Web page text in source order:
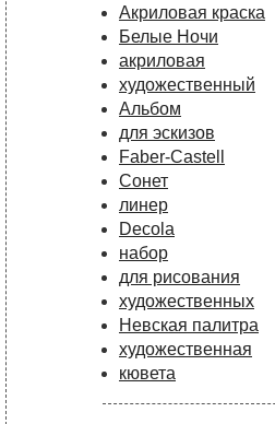
Акриловая краска
Белые Ночи
акриловая
художественный
Альбом
для эскизов
Faber-Castell
Сонет
линер
Decola
набор
для рисования
художественных
Невская палитра
художественная
кювета